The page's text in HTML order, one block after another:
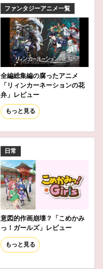
ファンタジーアニメ一覧
全編総集編の腐ったアニメ
「リィンカーネーションの花
弁」レビュー
もっと見る
日常
意図的作画崩壊？「こめかみ
っ！ガールズ」レビュー
もっと見る